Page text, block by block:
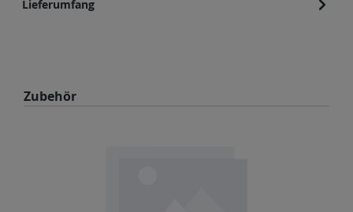
Lieferumfang
Produktgalerie überspringen
Zubehör